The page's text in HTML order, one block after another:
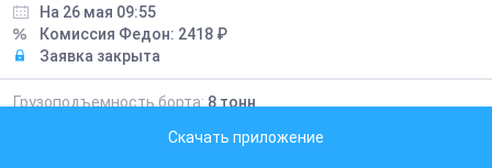
На 26 мая 09:55
Комиссия Федон: 2418 ₽
Заявка закрыта
Грузоподъемность борта: 8 тонн
метровСкачать приложение